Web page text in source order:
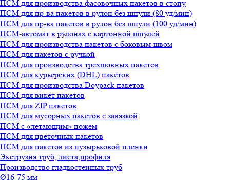
ПСМ для производства фасовочных пакетов в стопу
ПСМ для пр-ва пакетов в рулон без шпули (80 уд/мин)
ПСМ для пр-ва пакетов в рулон без шпули (100 уд/мин)
ПСМ-автомат в рулонах с картонной шпулей
ПСМ для производства пакетов с боковым швом
ПСМ для пакетов с ручкой
ПСМ для производства трехшовных пакетов
ПСМ для курьерских (DHL) пакетов
ПСМ для производства Doypack пакетов
ПСМ для викет пакетов
ПСМ для ZIP пакетов
ПСМ для мусорных пакетов с завязкой
ПСМ с «летающим» ножем
ПСМ для цветочных пакетов
ПСМ для пакетов из пузырьковой пленки
Экструзия труб, листа,профиля
Производство гладкостенных труб
Ø16-75 мм